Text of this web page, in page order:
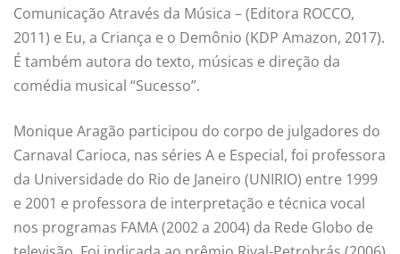
Comunicação Através da Música – (Editora ROCCO,
2011) e Eu, a Criança e o Demônio (KDP Amazon, 2017).
É também autora do texto, músicas e direção da
comédia musical “Sucesso”.
Monique Aragão participou do corpo de julgadores do
Carnaval Carioca, nas séries A e Especial, foi professora
da Universidade do Rio de Janeiro (UNIRIO) entre 1999
e 2001 e professora de interpretação e técnica vocal
nos programas FAMA (2002 a 2004) da Rede Globo de